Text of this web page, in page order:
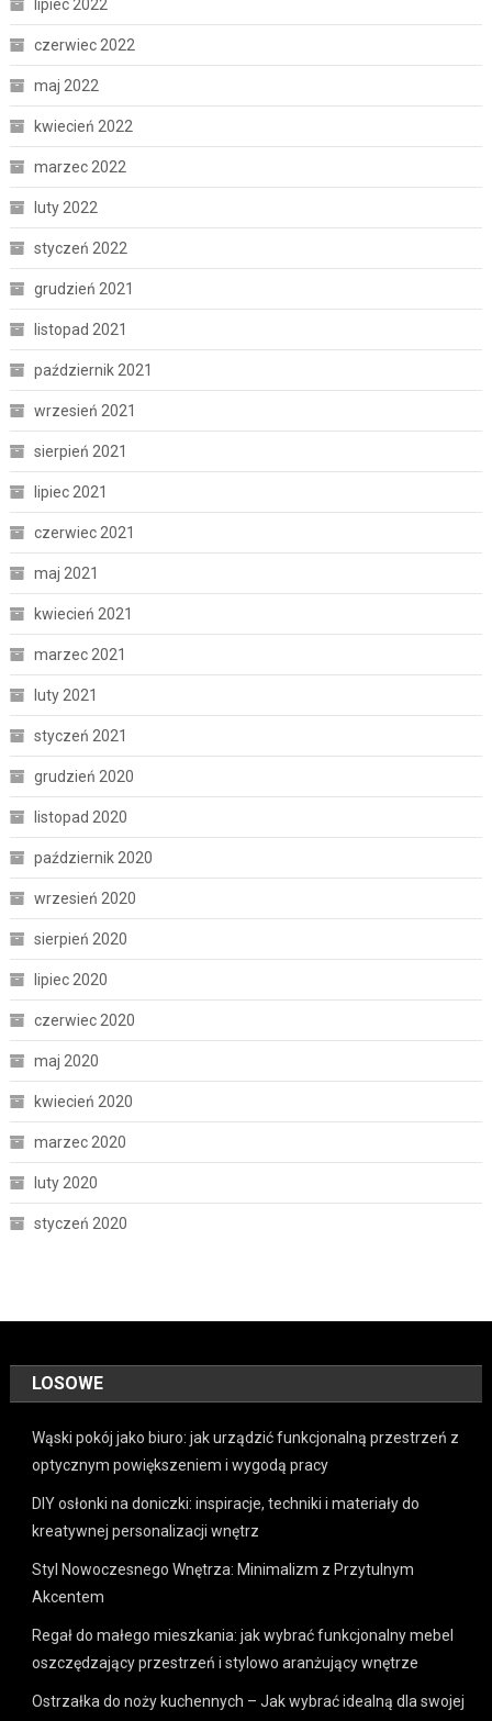
lipiec 2022
czerwiec 2022
maj 2022
kwiecień 2022
marzec 2022
luty 2022
styczeń 2022
grudzień 2021
listopad 2021
październik 2021
wrzesień 2021
sierpień 2021
lipiec 2021
czerwiec 2021
maj 2021
kwiecień 2021
marzec 2021
luty 2021
styczeń 2021
grudzień 2020
listopad 2020
październik 2020
wrzesień 2020
sierpień 2020
lipiec 2020
czerwiec 2020
maj 2020
kwiecień 2020
marzec 2020
luty 2020
styczeń 2020
LOSOWE
Wąski pokój jako biuro: jak urządzić funkcjonalną przestrzeń z
optycznym powiększeniem i wygodą pracy
DIY osłonki na doniczki: inspiracje, techniki i materiały do
kreatywnej personalizacji wnętrz
Styl Nowoczesnego Wnętrza: Minimalizm z Przytulnym
Akcentem
Regał do małego mieszkania: jak wybrać funkcjonalny mebel
oszczędzający przestrzeń i stylowo aranżujący wnętrze
Ostrzałka do noży kuchennych – Jak wybrać idealną dla swojej